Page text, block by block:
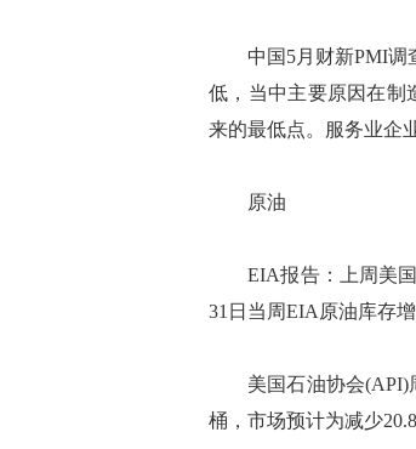
中国5月财新PMI调查
低，当中主要原因在制
来的最低点。服务业企
原油
EIA报告：上周美国
31日当周EIA原油库存
美国石油协会(API)周
桶，市场预计为减少